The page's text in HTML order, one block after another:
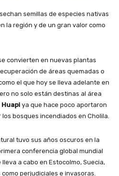
semillas de especies nativas
la región y de un gran valor como
convierten en nuevas plantas
de áreas quemadas o
el que hoy se lleva adelante en
no solo están destinas al área
Huapi ya que hace poco aportaron
bosques incendiados en Cholila.
tuvo sus años oscuros en la
conferencia global mundial
a cabo en Estocolmo, Suecia,
perjudiciales e invasoras.